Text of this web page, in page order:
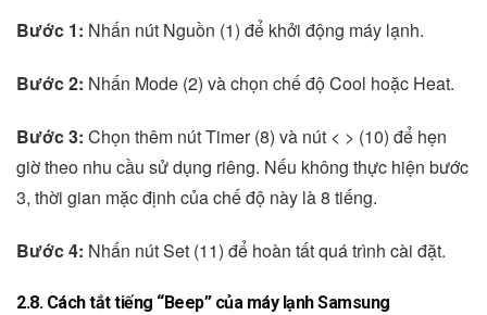
Bước 1: Nhấn nút Nguồn (1) để khởi động máy lạnh.
Bước 2: Nhấn Mode (2) và chọn chế độ Cool hoặc Heat.
Bước 3: Chọn thêm nút Timer (8) và nút < > (10) để hẹn
giờ theo nhu cầu sử dụng riêng. Nếu không thực hiện bước
3, thời gian mặc định của chế độ này là 8 tiếng.
Bước 4: Nhấn nút Set (11) để hoàn tất quá trình cài đặt.
2.8. Cách tắt tiếng “Beep” của máy lạnh Samsung